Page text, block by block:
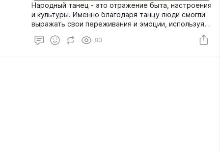
Народный танец - это отражение быта, настроения
и культуры. Именно благодаря танцу люди смогли
выражать свои переживания и эмоции, используя
мотивы. Все народные русские танцы берут корни
80